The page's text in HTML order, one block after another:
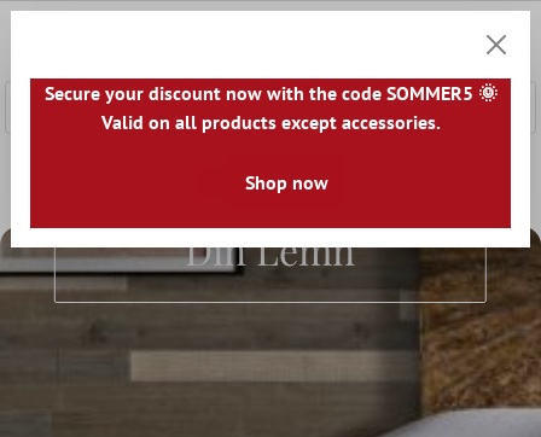
Plăci Ceramice Pentru Pereti
Panouri De Perete
Din Lemn
Secure your discount now with the code SOMMER5 🌞
Valid on all products except accessories.
Shop now